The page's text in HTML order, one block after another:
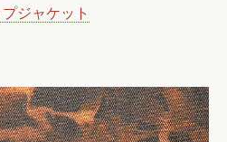
ジャケット